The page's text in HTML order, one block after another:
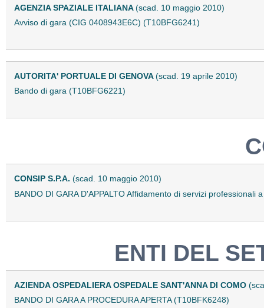
AGENZIA SPAZIALE ITALIANA(scad. 10 maggio 2010)
Avviso di gara (CIG 0408943E6C) (T10BFG6241)
AUTORITA' PORTUALE DI GENOVA(scad. 19 aprile 2010)
Bando di gara (T10BFG6221)
CONSIP S.P.A. (scad. 10 maggio 2010)
BANDO DI GARA D'APPALTO Affidamento di servizi
ENTI DEL
AZIENDA OSPEDALIERA OSPEDALE SANT'ANNA DI COMO
BANDO DI GARA A PROCEDURA APERTA (T10BFK6248)